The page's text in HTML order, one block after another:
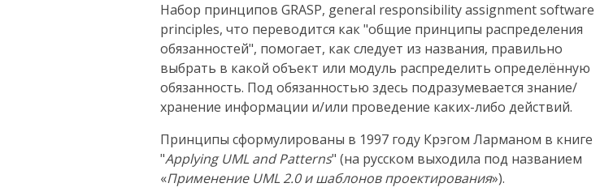
Набор принципов GRASP, general responsibility assignment software
principles, что переводится как "общие принципы распределения
обязанностей", помогает, как следует из названия, правильно
выбрать в какой объект или модуль распределить определённую
обязанность. Под обязанностью здесь подразумевается знание/
хранение информации и/или проведение каких-либо действий.
Принципы сформулированы в 1997 году Крэгом Ларманом в книге
"Applying UML and Patterns" (на русском выходила под названием
«Применение UML 2.0 и шаблонов проектирования»).